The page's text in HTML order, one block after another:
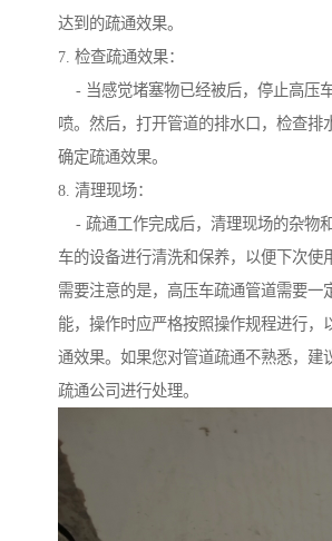
达到的疏通效果。
7. 检查疏通效果：
- 当感觉堵塞物已经被后，停止高压
喷。然后，打开管道的排水口，检查排
确定疏通效果。
8. 清理现场：
- 疏通工作完成后，清理现场的杂物
车的设备进行清洗和保养，以便下次使
需要注意的是，高压车疏通管道需要一
能，操作时应严格按照操作规程进行，
通效果。如果您对管道疏通不熟悉，建
疏通公司进行处理。